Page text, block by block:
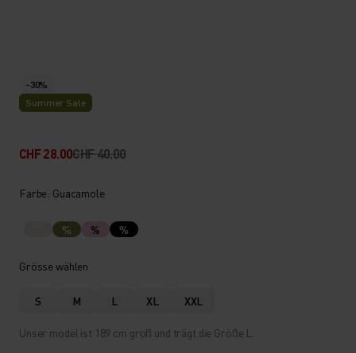
-30%
Summer Sale
CHF 28.00CHF 40.00
Farbe: Guacamole
% % %
Grösse wählen
S M L XL XXL
Unser model ist 189 cm groß und trägt die Größe L.